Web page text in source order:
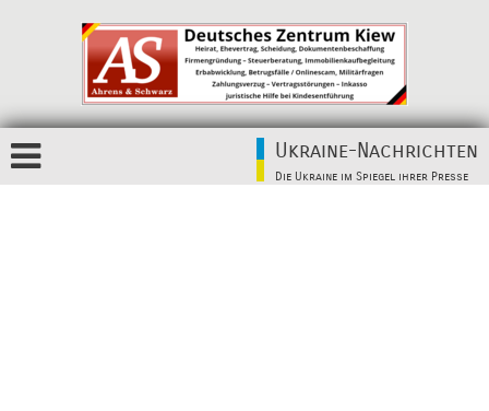
Ukraine-Nachrichten
Die Ukraine im Spiegel ihrer Presse